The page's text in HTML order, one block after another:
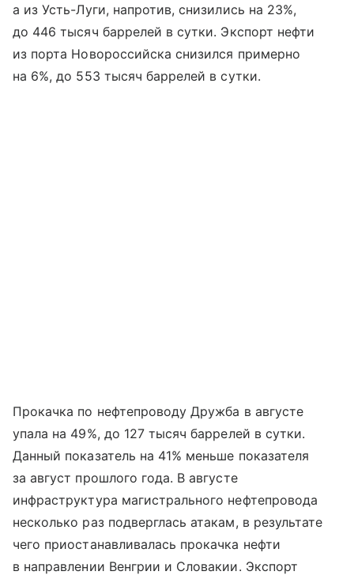
а из Усть-Луги, напротив, снизились на 23%,
до 446 тысяч баррелей в сутки. Экспорт нефти
из порта Новороссийска снизился примерно
на 6%, до 553 тысяч баррелей в сутки.
Прокачка по нефтепроводу Дружба в августе
упала на 49%, до 127 тысяч баррелей в сутки.
Данный показатель на 41% меньше показателя
за август прошлого года. В августе
инфраструктура магистрального нефтепровода
несколько раз подверглась атакам, в результате
чего приостанавливалась прокачка нефти
в направлении Венгрии и Словакии. Экспорт